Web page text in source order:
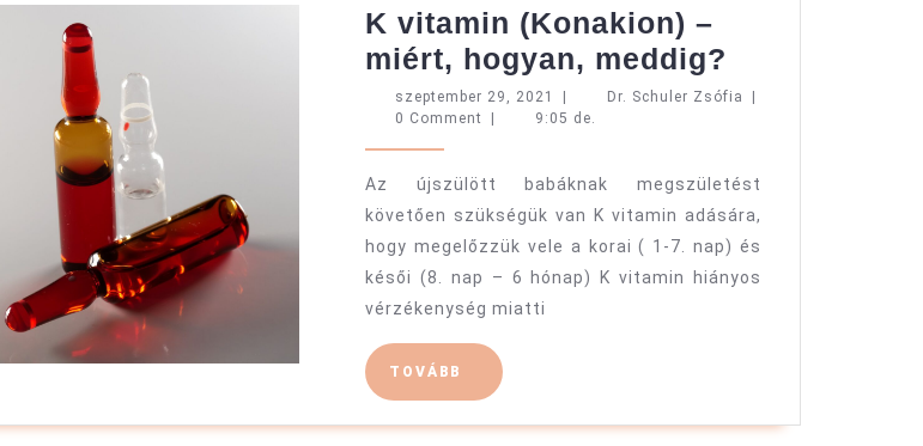
K vitamin (Konakion) –
miért, hogyan, meddig?
vitamin
miért,
hogyan,
meddig?
szeptember 29, 2021
szeptember
29,
Dr. Schuler Zsófia Dr.
0 Comment
9:05 de.
Az újszülött babáknak megszületést
követően szükségük van K vitamin adására,
hogy megelőzzük vele a korai ( 1-7. nap) és
késői (8. nap – 6 hónap) K vitamin hiányos
vérzékenység miatti
TOVÁBB TOVÁBB